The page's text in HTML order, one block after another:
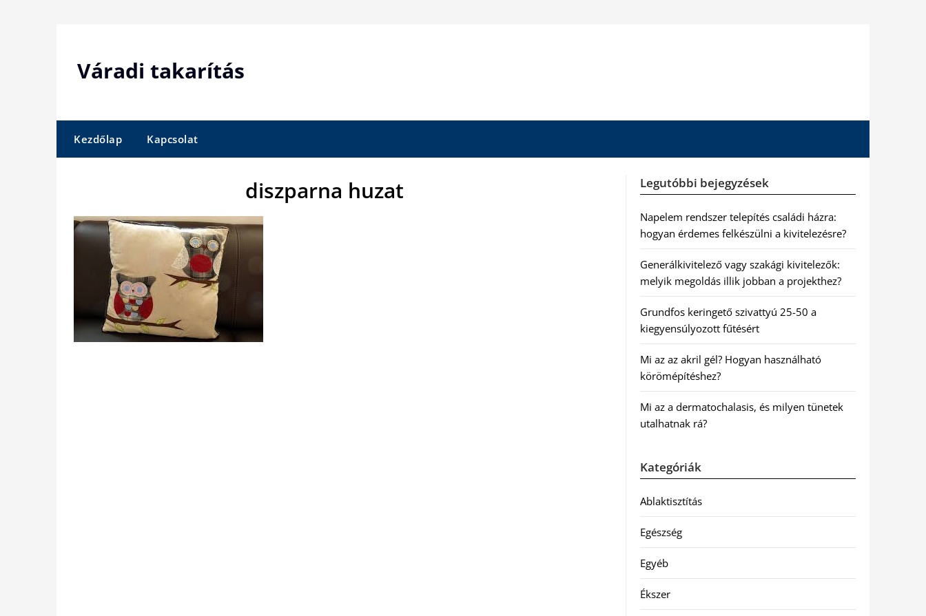
Váradi takarítás
Kezdőlap Kapcsolat
diszparna huzat Legutóbbi bejegyzések
Napelem rendszer telepítés családi házra:
hogyan érdemes felkészülni a kivitelezésre?
Generálkivitelező vagy szakági kivitelezők:
melyik megoldás illik jobban a projekthez?
Grundfos keringető szivattyú 25-50 a
kiegyensúlyozott fűtésért
Mi az az akril gél? Hogyan használható
körömépítéshez?
Mi az a dermatochalasis, és milyen tünetek
utalhatnak rá?
Kategóriák
Ablaktisztítás
Egészség
Egyéb
Ékszer